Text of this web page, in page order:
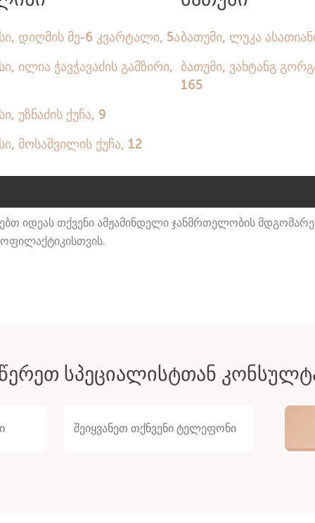
(TSH)
იდეას თქვენი ამჟამინდელი ჯანმრთელობის
ᲡᲞᲔᲪᲘᲐᲚᲘᲡᲢᲗᲐᲜ